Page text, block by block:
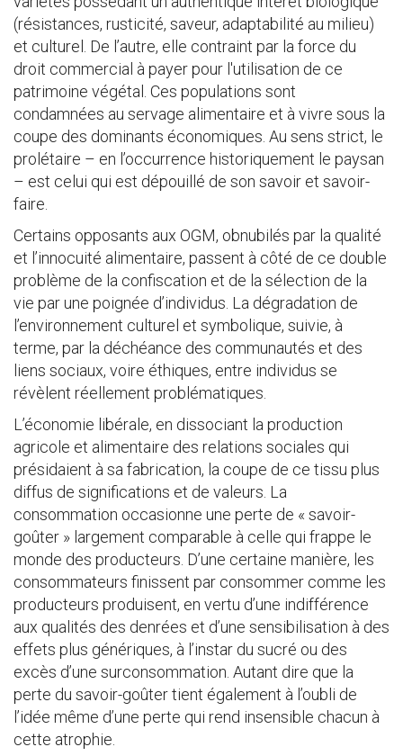
(résistances, rusticité, saveur, adaptabilité au milieu)
et culturel. De l’autre, elle contraint par la force du
droit commercial à payer pour l'utilisation de ce
patrimoine végétal. Ces populations sont
condamnées au servage alimentaire et à vivre sous la
coupe des dominants économiques. Au sens strict, le
prolétaire – en l’occurrence historiquement le paysan
– est celui qui est dépouillé de son savoir et savoir-
faire.
Certains opposants aux OGM, obnubilés par la qualité
et l’innocuité alimentaire, passent à côté de ce double
problème de la confiscation et de la sélection de la
vie par une poignée d’individus. La dégradation de
l’environnement culturel et symbolique, suivie, à
terme, par la déchéance des communautés et des
liens sociaux, voire éthiques, entre individus se
révèlent réellement problématiques.
L’économie libérale, en dissociant la production
agricole et alimentaire des relations sociales qui
présidaient à sa fabrication, la coupe de ce tissu plus
diffus de significations et de valeurs. La
consommation occasionne une perte de « savoir-
goûter » largement comparable à celle qui frappe le
monde des producteurs. D’une certaine manière, les
consommateurs finissent par consommer comme les
producteurs produisent, en vertu d’une indifférence
aux qualités des denrées et d’une sensibilisation à des
effets plus génériques, à l’instar du sucré ou des
excès d’une surconsommation. Autant dire que la
perte du savoir-goûter tient également à l’oubli de
l’idée même d’une perte qui rend insensible chacun à
cette atrophie.